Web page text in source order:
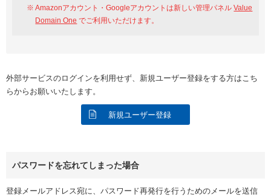
Amazonアカウント・Googleアカウントは新しい管理パネルValue
Domain One でご利用いただけます。
外部サービスのログインを利用せず、新規ユーザー登録をする方はこち
らからお願いいたします。
新規ユーザー登録
パスワードを忘れてしまった場合
登録メールアドレス宛に、パスワード再発行を行うためのメールを送信